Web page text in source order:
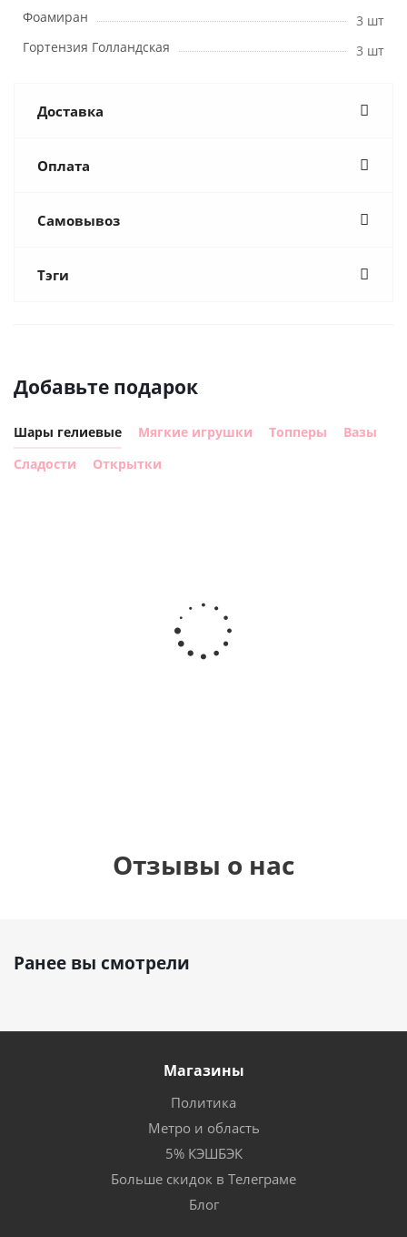
Фоамиран
3 шт
Гортензия Голландская
3 шт
Доставка
Оплата
Самовывоз
Тэги
Добавьте подарок
Шары гелиевые Мягкие игрушки Топперы
Вазы
Сладости
Открытки
Сердце розовое
фольгированный
Отзывы о нас
Ранее вы смотрели
Магазины
Политика
Метро и область
5% КЭШБЭК
Больше скидок в Телеграме
Блог